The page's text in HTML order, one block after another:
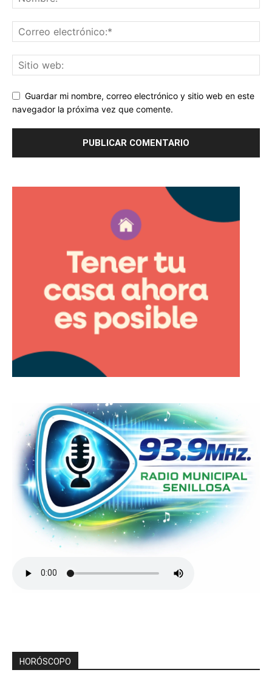
Guardar mi nombre, correo electrónico y sitio web en este
navegador la próxima vez que comente.
HORÓSCOPO